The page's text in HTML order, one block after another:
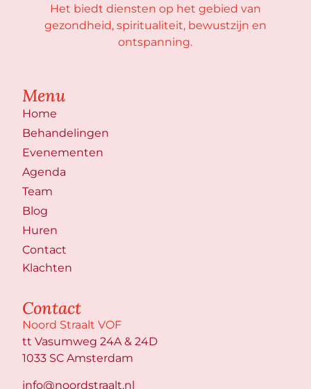
Het biedt diensten op het gebied van
gezondheid, spiritualiteit, bewustzijn en
ontspanning.
Menu
Home
Behandelingen
Evenementen
Agenda
Team
Blog
Huren
Contact
Klachten
Contact
Noord Straalt VOF
tt Vasumweg 24A & 24D
1033 SC Amsterdam
info@noordstraalt.nl